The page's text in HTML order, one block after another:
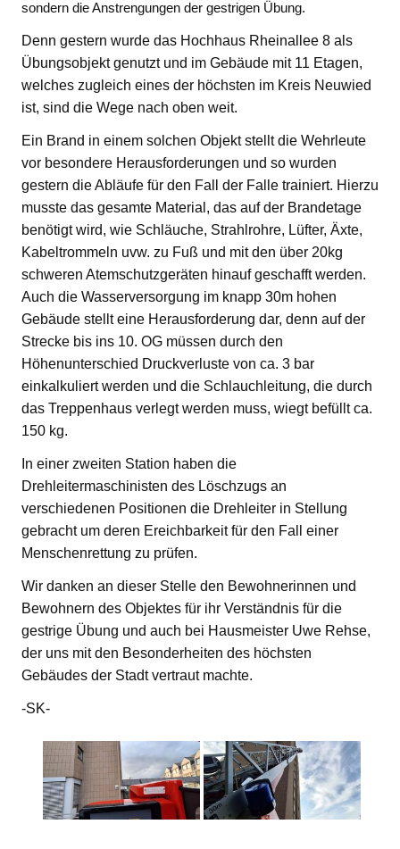
sondern die Anstrengungen der gestrigen Übung.
Denn gestern wurde das Hochhaus Rheinallee 8 als
Übungsobjekt genutzt und im Gebäude mit 11 Etagen,
welches zugleich eines der höchsten im Kreis Neuwied
ist, sind die Wege nach oben weit.
Ein Brand in einem solchen Objekt stellt die Wehrleute
vor besondere Herausforderungen und so wurden
gestern die Abläufe für den Fall der Falle trainiert. Hierzu
musste das gesamte Material, das auf der Brandetage
benötigt wird, wie Schläuche, Strahlrohre, Lüfter, Äxte,
Kabeltrommeln uvw. zu Fuß und mit den über 20kg
schweren Atemschutzgeräten hinauf geschafft werden.
Auch die Wasserversorgung im knapp 30m hohen
Gebäude stellt eine Herausforderung dar, denn auf der
Strecke bis ins 10. OG müssen durch den
Höhenunterschied Druckverluste von ca. 3 bar
einkalkuliert werden und die Schlauchleitung, die durch
das Treppenhaus verlegt werden muss, wiegt befüllt ca.
150 kg.
In einer zweiten Station haben die
Drehleitermaschinisten des Löschzugs an
verschiedenen Positionen die Drehleiter in Stellung
gebracht um deren Ereichbarkeit für den Fall einer
Menschenrettung zu prüfen.
Wir danken an dieser Stelle den Bewohnerinnen und
Bewohnern des Objektes für ihr Verständnis für die
gestrige Übung und auch bei Hausmeister Uwe Rehse,
der uns mit den Besonderheiten des höchsten
Gebäudes der Stadt vertraut machte.
-SK-